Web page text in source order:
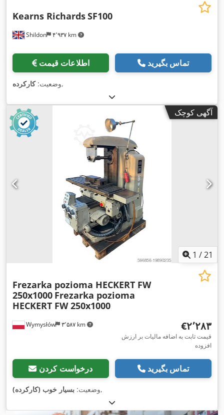
Shildon ۴٬۹۳۷ km
Kearns RichardsSF100
اطلاعات قیمت تماس بگیرید
وضعیت:کارکرده ,
آگهی کوچک
1 /21
Wymysłów ۳٬۵۸۷ km
Frezarka pozioma HECKERT FW
250x1000 Frezarka pozioma
HECKERT FW 250x1000
‎€۲٬۲۸۳
قیمت ثابت به اضافه مالیات بر ارزش
افزوده
درخواست کردن تماس بگیرید
وضعیت: بسیار خوب (کارکرده) ,